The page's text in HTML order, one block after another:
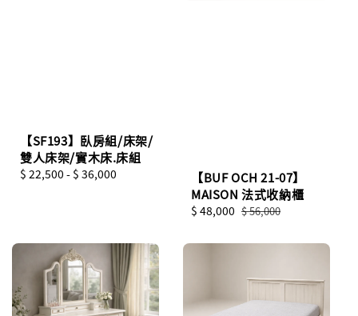
【SF193】臥房組/床架/
雙人床架/實木床.床組
Regular
$ 22,500 - $ 36,000
【BUF OCH 21-07】
MAISON 法式收納櫃
Sale
$ 48,000 Regular
$ 56,000